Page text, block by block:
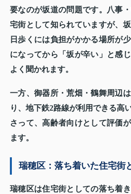
要なのが坂道の問題です。八事
宅街として知られていますが、
日歩くには負担がかかる場所が
になってから「坂が辛い」と感
よく聞かれます。
一方、御器所・荒畑・鶴舞周辺
り、地下鉄2路線が利用できる高
さって、高齢者向けとして評価
ます。
瑞穂区：落ち着いた住宅街
瑞穂区は住宅街としての落ち着